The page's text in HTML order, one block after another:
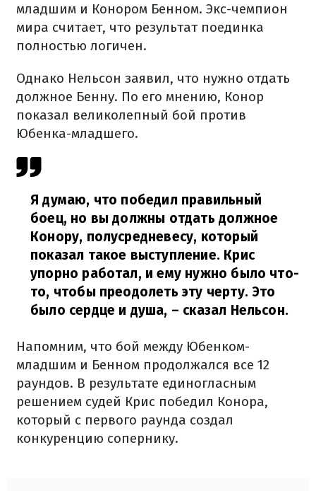
младшим и Конором Бенном. Экс-чемпион
мира считает, что результат поединка
полностью логичен.
Однако Нельсон заявил, что нужно отдать
должное Бенну. По его мнению, Конор
показал великолепный бой против
Юбенка-младшего.
Я думаю, что победил правильный
боец, но вы должны отдать должное
Конору, полусредневесу, который
показал такое выступление. Крис
упорно работал, и ему нужно было что-
то, чтобы преодолеть эту черту. Это
было сердце и душа, – сказал Нельсон.
Напомним, что бой между Юбенком-
младшим и Бенном продолжался все 12
раундов. В результате единогласным
решением судей Крис победил Конора,
который с первого раунда создал
конкуренцию сопернику.